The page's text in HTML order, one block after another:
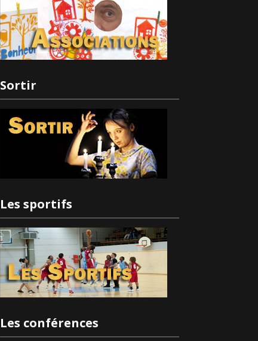
Sortir
Les sportifs
Les conférences